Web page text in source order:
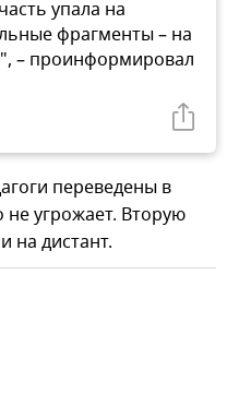
упала на
фрагменты – на
– проинформировал
переведены в
угрожает. Вторую
на дистант.